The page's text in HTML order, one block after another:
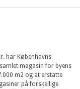
har Københavns
magasin for byens
m2 og at erstatte
på forskellige